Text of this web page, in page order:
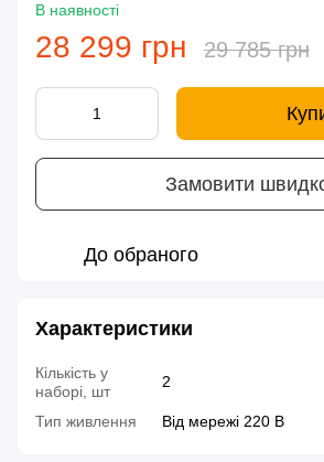
В наявності
28 299 грн 29 785 грн
Замовити
До обраного
Характеристики
Кількість у
наборі, шт
2
Тип живлення Від мережі 220 В